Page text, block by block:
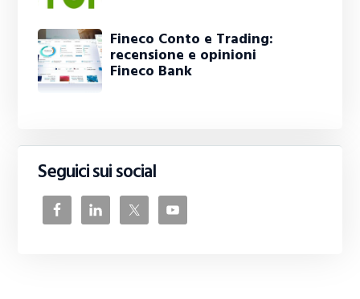
Fineco Conto e Trading:
recensione e opinioni
Fineco Bank
Seguici sui social